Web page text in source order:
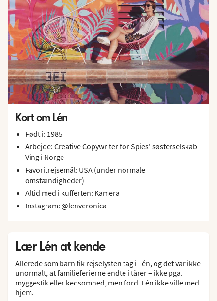
Kort om Lén
Født i: 1985
Arbejde: Creative Copywriter for Spies' søsterselskab
Ving i Norge
Favoritrejsemål: USA (under normale
omstændigheder)
Altid med i kufferten: Kamera
Instagram: @lenveronica
Lær Lén at kende
Allerede som barn fik rejselysten tag i Lén, og det var ikke
unormalt, at familieferierne endte i tårer – ikke pga.
myggestik eller kedsomhed, men fordi Lén ikke ville med
hjem.